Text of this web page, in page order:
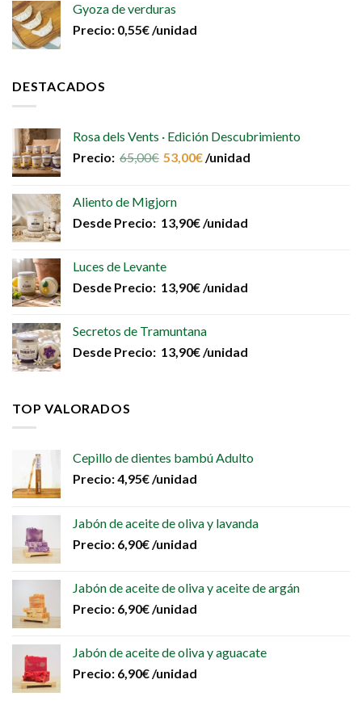
Gyoza de verduras
Precio: 0,55€/unidad
DESTACADOS
Rosa dels Vents · Edición Descubrimiento
Precio: 65,00€ 53,00€ /unidad
Aliento de Migjorn
Desde Precio: 13,90€ /unidad
Luces de Levante
Desde Precio: 13,90€ /unidad
Secretos de Tramuntana
Desde Precio: 13,90€ /unidad
TOP VALORADOS
Cepillo de dientes bambú Adulto
Precio:4,95€/unidad
Jabón de aceite de oliva y lavanda
Precio: 6,90€/unidad
Jabón de aceite de oliva y aceite de argán
Precio: 6,90€/unidad
Jabón de aceite de oliva y aguacate
Precio: 6,90€/unidad